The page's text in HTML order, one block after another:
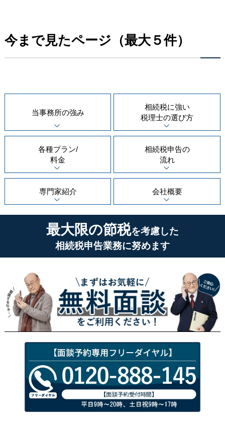
今まで見たページ（最大５件）
当事務所の強み
相続税に強い
税理士の選び方
各種プラン/
料金
相続税申告の
流れ
専門家紹介 会社概要
最大限の節税を考慮した
相続税申告業務に努めます